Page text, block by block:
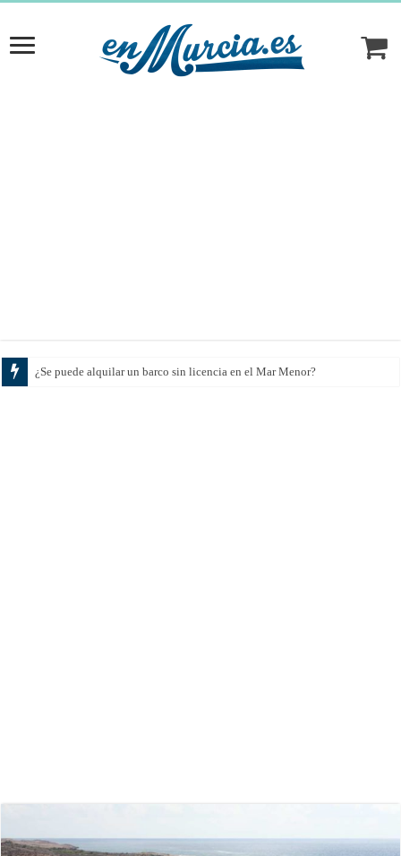
¿Se puede alquilar un barco sin licencia en el Mar Menor?